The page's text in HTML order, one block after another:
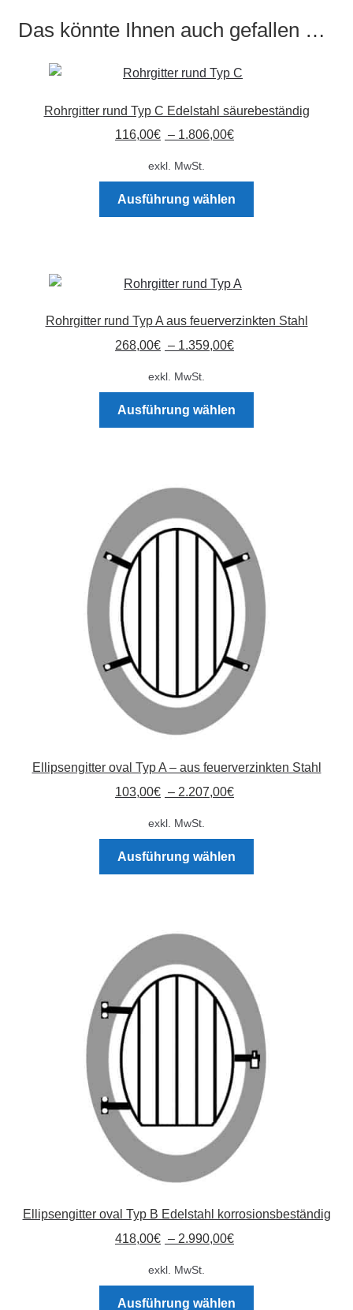
Das könnte Ihnen auch gefallen …
Rohrgitter rund Typ C Edelstahl säurebeständig
116,00€ – 1.806,00€
exkl. MwSt.
Ausführung wählen
Optionen
gewählt
Rohrgitter rund Typ A aus feuerverzinkten Stahl
268,00€ – 1.359,00€
exkl. MwSt.
Ausführung wählen
können
auf
der
Produktseite
gewählt
werden
Ellipsengitter oval Typ A – aus feuerverzinkten Stahl
103,00€ – 2.207,00€
exkl. MwSt.
Ausführung wählen
können
auf
der
Produktseite
gewählt
werden
Ellipsengitter oval Typ B Edelstahl korrosionsbeständig
418,00€ – 2.990,00€
exkl. MwSt.
Ausführung wählen